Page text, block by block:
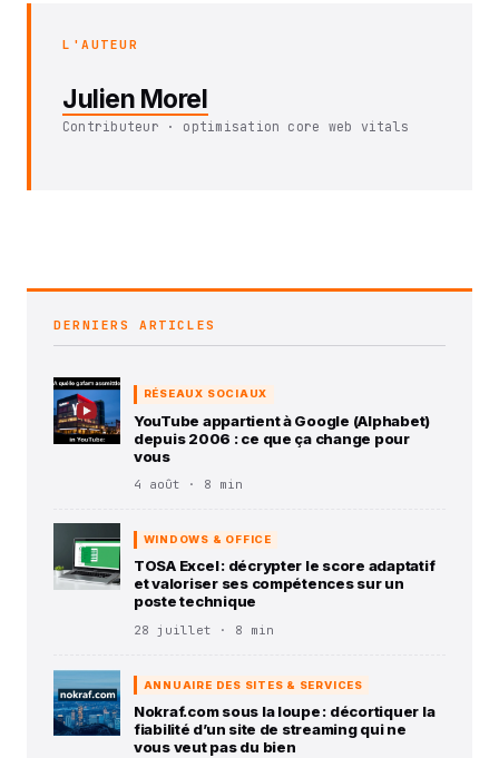
L'AUTEUR
Julien Morel
Contributeur · optimisation core web vitals
DERNIERS ARTICLES
RÉSEAUX SOCIAUX
YouTube appartient à Google (Alphabet)
depuis 2006 : ce que ça change pour
vous
4 août · 8 min
WINDOWS & OFFICE
TOSA Excel : décrypter le score adaptatif
et valoriser ses compétences sur un
poste technique
28 juillet · 8 min
ANNUAIRE DES SITES & SERVICES
Nokraf.com sous la loupe : décortiquer la
fiabilité d’un site de streaming qui ne
vous veut pas du bien